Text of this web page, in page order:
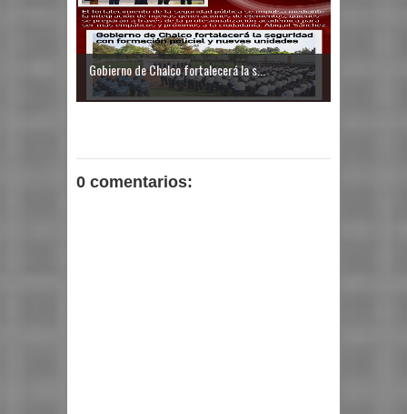
Gobierno de Chalco fortalecerá la s...
0 comentarios: